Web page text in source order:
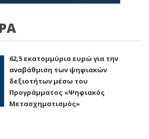
62,5 εκατομμύρια ευρώ για την
αναβάθμιση των ψηφιακών
δεξιοτήτων μέσω του
Προγράμματος «Ψηφιακός
Μετασχηματισμός»